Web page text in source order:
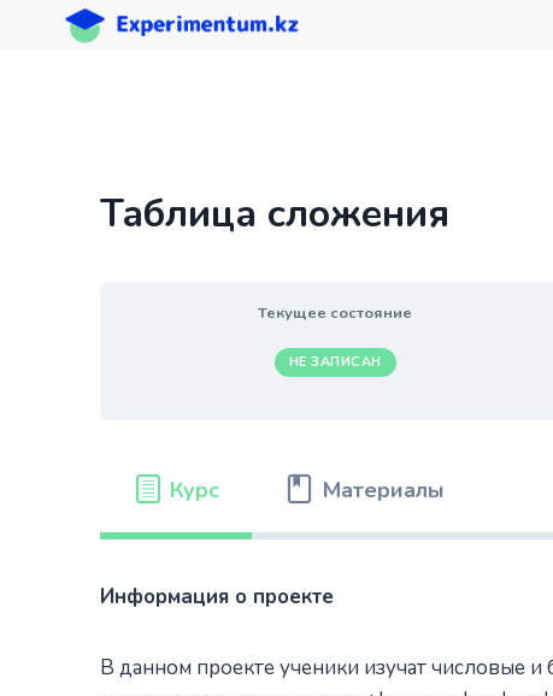
Перейти
Таблица сложения
Текущее состояние
НЕ ЗАПИСАН
Курс Материалы
Информация о проекте
В данном проекте ученики изучат числовые